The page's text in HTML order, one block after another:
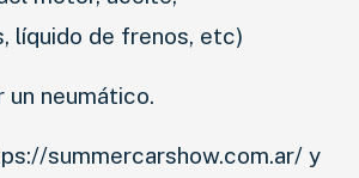
líquido de frenos, etc)
un neumático.
summercarshow.com.ar/ y